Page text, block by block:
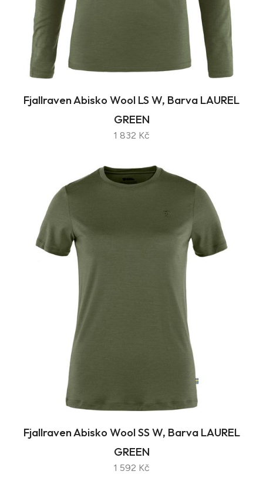
Fjallraven Abisko Wool LS W, Barva LAUREL
GREEN
1 832 Kč
Fjallraven Abisko Wool SS W, Barva LAUREL
GREEN
1 592 Kč